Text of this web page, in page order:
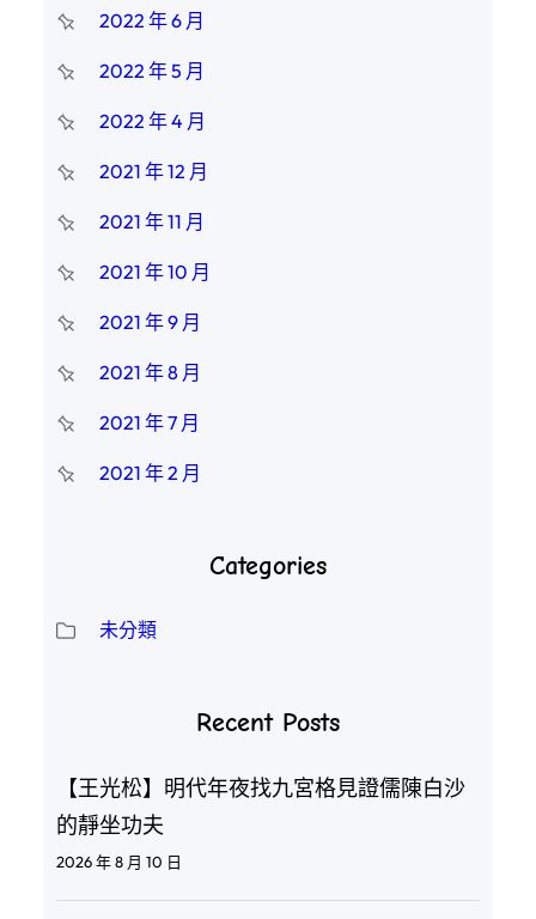
2022 年 6 月
2022 年 5 月
2022 年 4 月
2021 年 12 月
2021 年 11 月
2021 年 10 月
2021 年 9 月
2021 年 8 月
2021 年 7 月
2021 年 2 月
Categories
未分類
Recent Posts
【王光松】明代年夜找九宮格見證儒陳白沙
的靜坐功夫
2026 年 8 月 10 日